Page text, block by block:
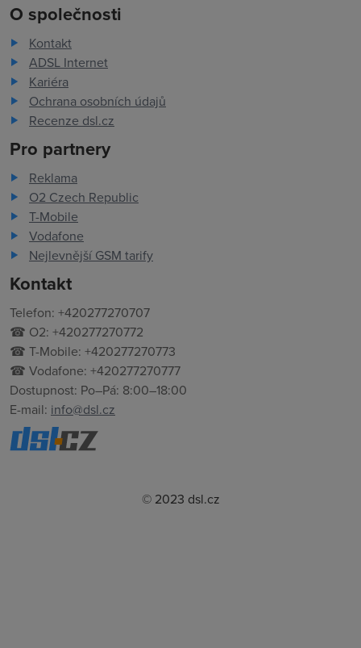
O společnosti
Kontakt
ADSL Internet
Kariéra
Ochrana osobních údajů
Recenze dsl.cz
Pro partnery
Reklama
O2 Czech Republic
T-Mobile
Vodafone
Nejlevnější GSM tarify
Kontakt
Telefon: +420277270707
☎ O2: +420277270772
☎ T-Mobile: +420277270773
☎ Vodafone: +420277270777
Dostupnost: Po–Pá: 8:00–18:00
E-mail: info@dsl.cz
© 2023 dsl.cz